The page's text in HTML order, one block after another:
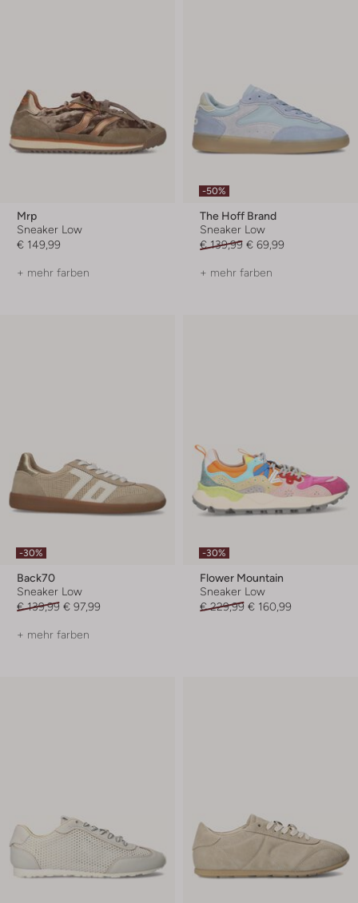
Mrp
Sneaker Low
€ 149,99
+ mehr farben
-50%
The Hoff Brand
Sneaker Low
€ 139,99 € 69,99
+ mehr farben
-30%
Back70
Sneaker Low
€ 139,99 € 97,99
+ mehr farben
-30%
Flower Mountain
Sneaker Low
€ 229,99 € 160,99